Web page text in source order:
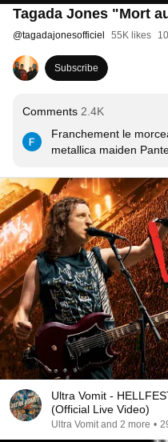
Tagada Jones "Mort
@tagadajonesofficiel 55K likes
Subscribe
Comments 2.4K
Franchement le
metallica maiden
puissance de ce live
scène..... Un vrai
bien calé. Continuez
dernière années.
Ultra Vomit -
(Official Live Video)
Ultra Vomit and 2 more •